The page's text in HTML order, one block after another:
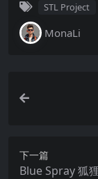
STL Project
MonaLi
下一篇
Blue Spray 狐